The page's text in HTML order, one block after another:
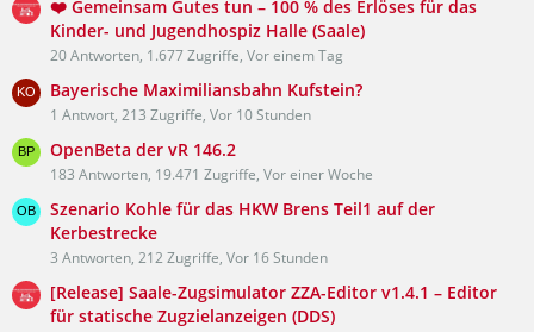
❤️ Gemeinsam Gutes tun – 100 % des Erlöses für das
Kinder- und Jugendhospiz Halle (Saale)
20 Antworten, 1.677 Zugriffe, Vor einem Tag
Bayerische Maximiliansbahn Kufstein?
1 Antwort, 213 Zugriffe, Vor 10 Stunden
OpenBeta der vR 146.2
183 Antworten, 19.471 Zugriffe, Vor einer Woche
Szenario Kohle für das HKW Brens Teil1 auf der
Kerbestrecke
3 Antworten, 212 Zugriffe, Vor 16 Stunden
[Release] Saale-Zugsimulator ZZA-Editor v1.4.1 – Editor
für statische Zugzielanzeigen (DDS)